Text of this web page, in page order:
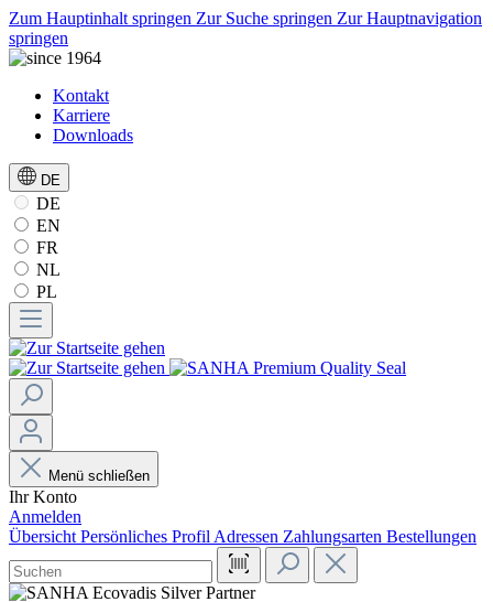
Zum Hauptinhalt springen Zur Suche springen Zur Hauptnavigation
springen
Kontakt
Karriere
Downloads
DE
DE
EN
FR
NL
PL
Menü schließen
Ihr Konto
Anmelden
Übersicht Persönliches Profil Adressen Zahlungsarten Bestellungen